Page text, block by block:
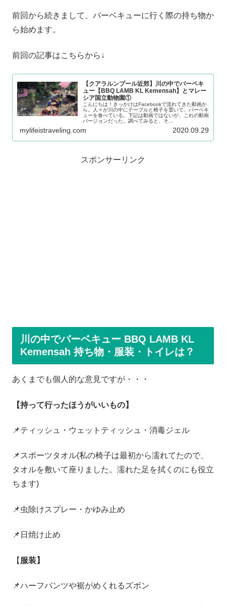
前回から続きまして、バーベキューに行く際の持ち物か
ら始めます。
前回の記事はこちらから↓
【クアラルンプール近郊】川の中でバーベキ
ュー【BBQ LAMB KL Kemensah】とマレー
シア国立動物園①
こんにちは！きっかけはFacebookで流れてきた動画か
ら。人々が川の中にテーブルと椅子を置いて、バーベキ
ューを食べている。下記は動画ではないが、これの動画
バージョンだった。調べてみると、そ...
mylifeistraveling.com 2020.09.29
スポンサーリンク
川の中でバーベキュー BBQ LAMB KL
Kemensah 持ち物・服装・トイレは？
あくまでも個人的な意見ですが・・・
【持って行ったほうがいいもの】
📌ティッシュ・ウェットティッシュ・消毒ジェル
📌スポーツタオル(私の椅子は最初から濡れてたので、
タオルを敷いて座りました。濡れた足を拭くのにも役立
ちます)
📌虫除けスプレー・かゆみ止め
📌日焼け止め
【 服装】
📌ハーフパンツや裾がめくれるズボン